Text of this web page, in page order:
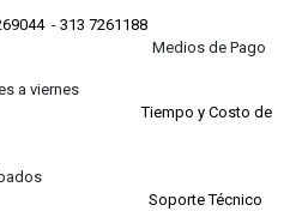
- 313 7261188
de Pago
pm lunes a viernes
Tiempo y Costo de
-12:30 pm Sabados
Soporte Técnico